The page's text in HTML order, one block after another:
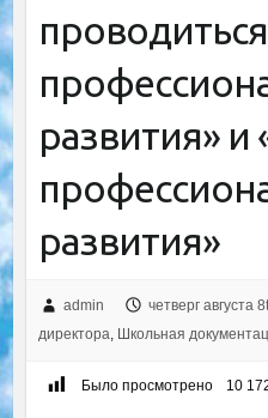
развития» и
развития»
admin четверг августа
директора, Школьная
Было просмотрено 10